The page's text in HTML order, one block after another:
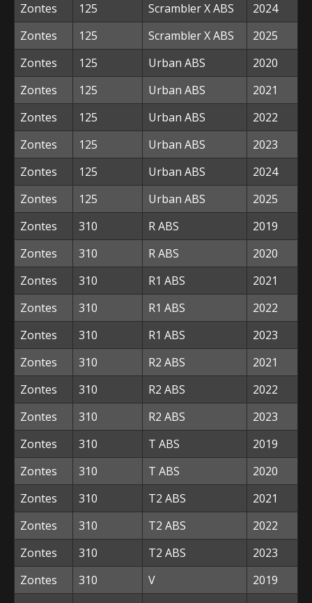
Zontes
125 Scrambler X ABS
2024
Zontes
125 Scrambler X ABS
2025
Zontes
125 Urban ABS
2020
Zontes
125 Urban ABS
2021
Zontes
125 Urban ABS
2022
Zontes
125 Urban ABS
2023
Zontes
125 Urban ABS
2024
Zontes
125 Urban ABS
2025
Zontes
310 R ABS
2019
Zontes
310 R ABS
2020
Zontes
310 R1 ABS
2021
Zontes
310 R1 ABS
2022
Zontes
310 R1 ABS
2023
Zontes
310 R2 ABS
2021
Zontes
310 R2 ABS
2022
Zontes
310 R2 ABS
2023
Zontes
310 T ABS
2019
Zontes
310 T ABS
2020
Zontes
310 T2 ABS
2021
Zontes
310 T2 ABS
2022
Zontes
310 T2 ABS
2023
Zontes
310 V
2019